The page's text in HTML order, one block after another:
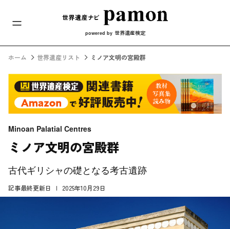
メインナビ
powered by 世界遺産検定
ホーム 世界遺産リスト ミノア文明の宮殿群
Minoan Palatial Centres
ミノア文明の宮殿群
古代ギリシャの礎となる考古遺跡
記事最終更新日 2025年10月29日